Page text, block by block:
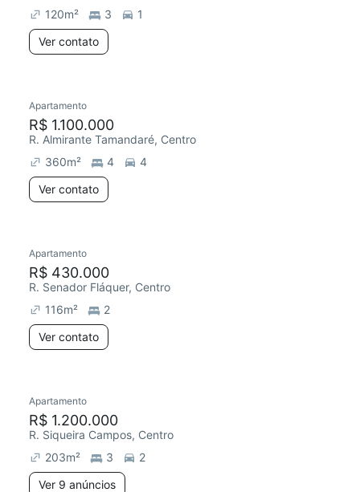
120m² 3
1
Ver contato
Redecorar
Apartamento
R$ 1.100.000
R. Almirante Tamandaré, Centro
360m² 4
4
Ver contato
Redecorar
Apartamento
R$ 430.000
R. Senador Fláquer, Centro
116m²
2
Ver contato
Redecorar
Apartamento
R$ 1.200.000
R. Siqueira Campos, Centro
203m² 3
2
Ver 9 anúncios